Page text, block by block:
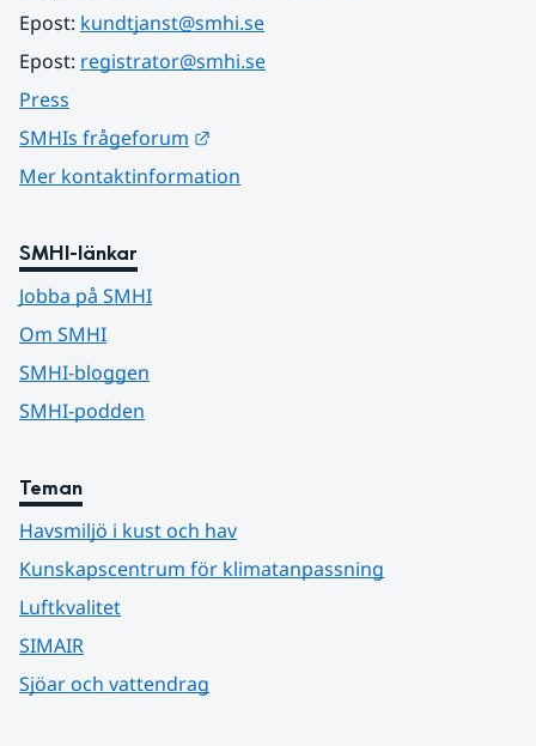
Epost: kundtjanst@smhi.se
Epost: registrator@smhi.se
Press
SMHIs frågeforum
Mer kontaktinformation
SMHI-länkar
Jobba på SMHI
Om SMHI
SMHI-bloggen
SMHI-podden
Teman
Havsmiljö i kust och hav
Kunskapscentrum för klimatanpassning
Luftkvalitet
SIMAIR
Sjöar och vattendrag